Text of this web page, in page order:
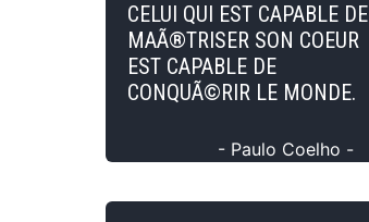
CELUI QUI EST CAPABLE DE
MAÃ®TRISER SON COEUR
EST CAPABLE DE
CONQUÃ©RIR LE MONDE.
- Paulo Coelho -